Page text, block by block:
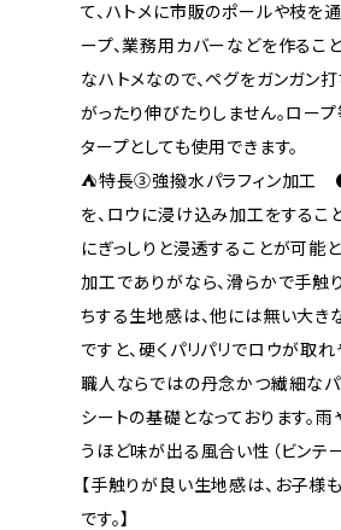
て、ハトメに市販のポールや枝を
ープ、業務用カバーなどを作るこ
なハトメなので、ペグをガンガン
がったり伸びたりしません。ロ
タープとしても使用できます。
⛺特長③強撥水パラフィン加工
を、ロウに浸け込み加工をするこ
にぎっしりと浸透することが可能
加工でありがなら、滑らかで手触
ちする生地感は、他には無い大
ですと、硬くパリパリでロウが取
職人ならではの丹念かつ繊細な
シートの基礎となっております。
うほど味が出る風合い性（ビンテ
【手触りが良い生地感は、お子様
です。】